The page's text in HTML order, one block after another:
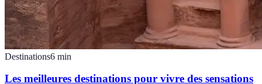
Destinations6 min
Les meilleures destinations pour vivre des sensations